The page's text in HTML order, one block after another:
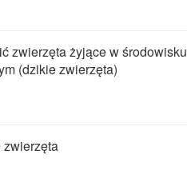
zwierzęta żyjące w środowisku
(dzikie zwierzęta)
zwierzęta